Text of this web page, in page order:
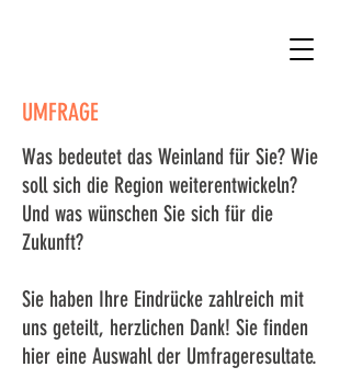
UMFRAGE
Was bedeutet das Weinland für Sie? Wie
soll sich die Region weiterentwickeln?
Und was wünschen Sie sich für die
Zukunft?
Sie haben Ihre Eindrücke zahlreich mit
uns geteilt, herzlichen Dank! Sie finden
hier eine Auswahl der Umfrageresultate.